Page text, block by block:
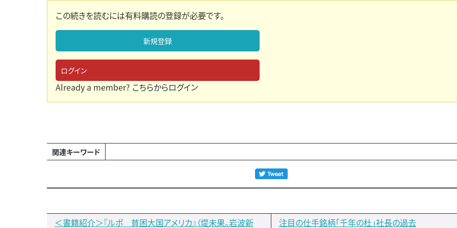
この続きを読むには有料購読の登録が必要です。
新規登録
ログイン
Already a member? こちらからログイン
関連キーワード
＜書籍紹介＞『ルポ 貧困大国アメリカ』（堤未果。岩波新 注目の仕手銘柄「千年の杜」社長の過去